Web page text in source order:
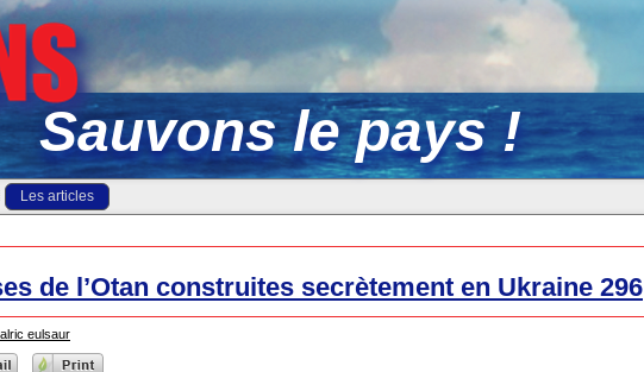
Sauvons le pays !
Les articles
de l’Otan construites secrètement en Ukraine 296
eulsaur